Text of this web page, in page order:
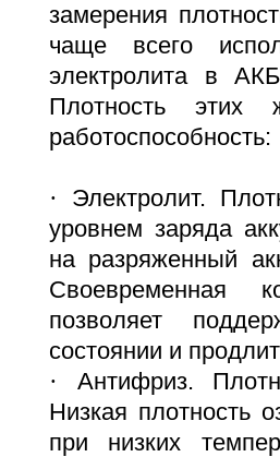
замерения
чаще всего
электролита в
Плотность этих
работоспособность:
· Электролит.
уровнем заряда
на разряженный
Своевременная
позволяет
состоянии и
· Антифриз.
Низкая плотность
при низких